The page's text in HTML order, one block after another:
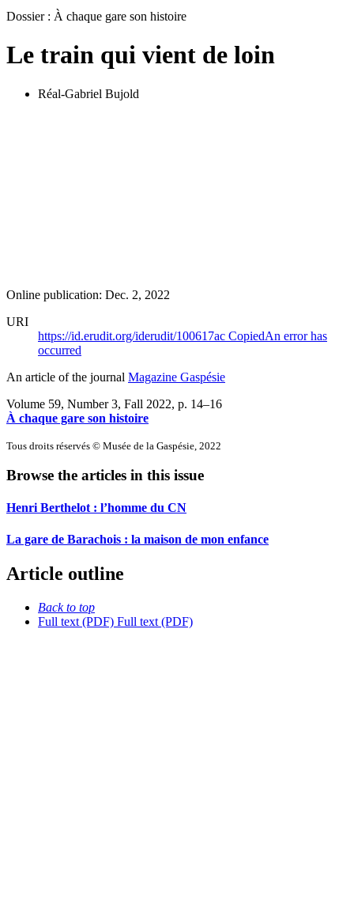
Dossier : À chaque gare son histoire
Le train qui vient de loin
Réal-Gabriel Bujold
Online publication: Dec. 2, 2022
URI
https://id.erudit.org/iderudit/100617ac CopiedAn error has
occurred
An article of the journal Magazine Gaspésie
Volume 59, Number 3, Fall 2022, p. 14–16
À chaque gare son histoire
Tous droits réservés © Musée de la Gaspésie, 2022
Browse the articles in this issue
Henri Berthelot : l’homme du CN
La gare de Barachois : la maison de mon enfance
Article outline
Back to top
Full text (PDF) Full text (PDF)